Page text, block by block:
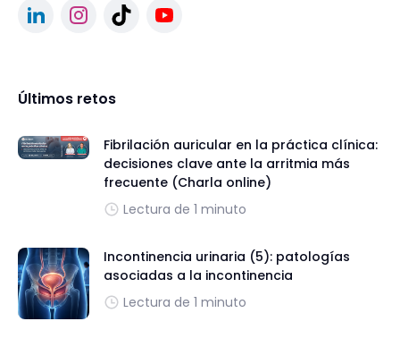
Últimos retos
Fibrilación auricular en la práctica clínica:
decisiones clave ante la arritmia más
frecuente (Charla online)
Lectura de 1 minuto
Incontinencia urinaria (5): patologías
asociadas a la incontinencia
Lectura de 1 minuto